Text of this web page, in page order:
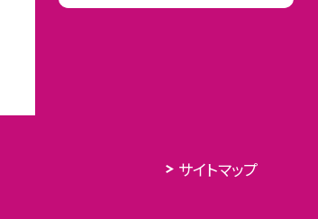
サイトマップ